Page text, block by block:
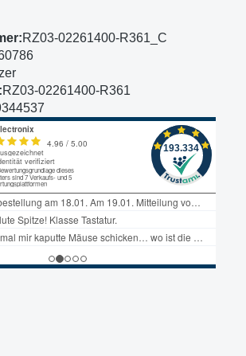
RZ03-02261400-R361_C
RZ03-02261400-R361